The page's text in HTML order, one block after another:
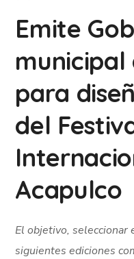
Emite
para
del
Acapulco
El objetivo, seleccionar
siguientes ediciones